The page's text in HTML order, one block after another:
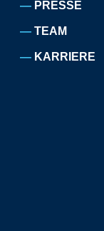
PRESSE
TEAM
KARRIERE